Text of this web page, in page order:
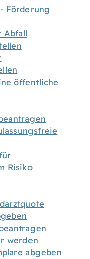
Förderung
Abfall
öffentliche
Risiko
werden
abgeben